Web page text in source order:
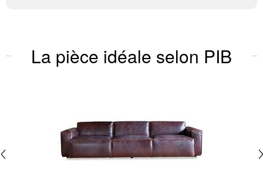
La pièce idéale selon PIB